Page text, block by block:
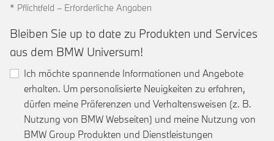
* Pflichtfeld – Erforderliche Angaben
Bleiben Sie up to date zu Produkten und Services
aus dem BMW Universum!
Ich möchte spannende Informationen und Angebote
erhalten. Um personalisierte Neuigkeiten zu erfahren,
dürfen meine Präferenzen und Verhaltensweisen (z. B.
Nutzung von BMW Webseiten) und meine Nutzung von
BMW Group Produkten und Dienstleistungen